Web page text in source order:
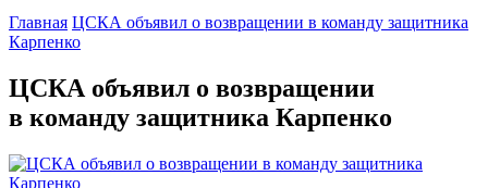
Главная ЦСКА объявил о возвращении в команду защитника
Карпенко
ЦСКА объявил о возвращении
в команду защитника Карпенко